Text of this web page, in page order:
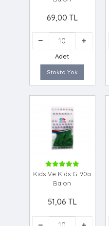
69,00 TL
Adet
Stokta Yok
Kids Ve Kids G 90a
Balon
51,06 TL